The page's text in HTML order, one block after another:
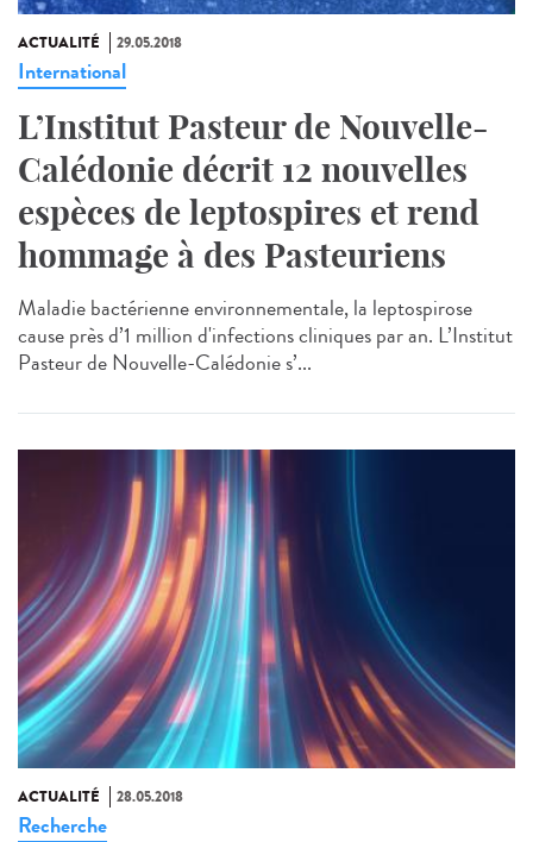
ACTUALITÉ 29.05.2018
International
L’Institut Pasteur de Nouvelle-
Calédonie décrit 12 nouvelles
espèces de leptospires et rend
hommage à des Pasteuriens
Maladie bactérienne environnementale, la leptospirose
cause près d’1 million d'infections cliniques par an. L’Institut
Pasteur de Nouvelle-Calédonie s’...
ACTUALITÉ 28.05.2018
Recherche